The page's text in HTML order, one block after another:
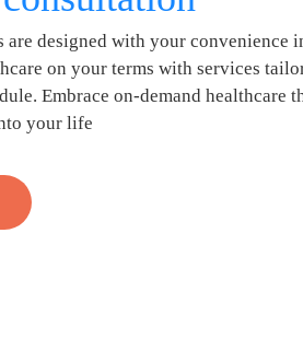
are designed with your convenience
on your terms with services
Embrace on-demand healthcare
your life